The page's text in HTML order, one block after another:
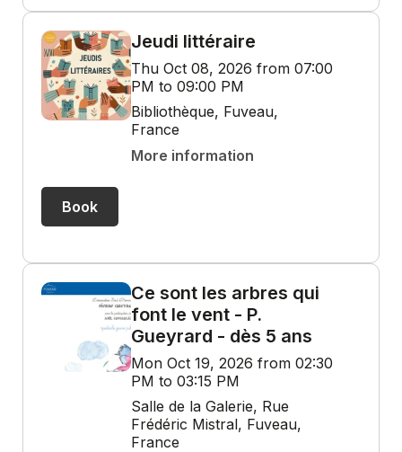
Jeudi littéraire
Thu Oct 08, 2026 from 07:00
PM to 09:00 PM
Bibliothèque, Fuveau,
France
More information
Book
Ce sont les arbres qui
font le vent - P.
Gueyrard - dès 5 ans
Mon Oct 19, 2026 from 02:30
PM to 03:15 PM
Salle de la Galerie, Rue
Frédéric Mistral, Fuveau,
France